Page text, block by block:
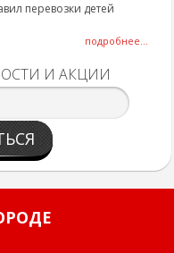
перевозки детей
подробнее...
И АКЦИИ